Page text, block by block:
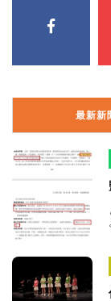
最新新